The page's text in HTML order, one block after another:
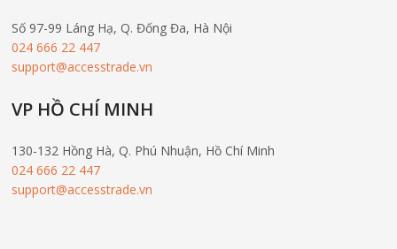
Số 97-99 Láng Hạ, Q. Đống Đa, Hà Nội
024 666 22 447
support@accesstrade.vn
VP HỒ CHÍ MINH
130-132 Hồng Hà, Q. Phú Nhuận, Hồ Chí Minh
024 666 22 447
support@accesstrade.vn